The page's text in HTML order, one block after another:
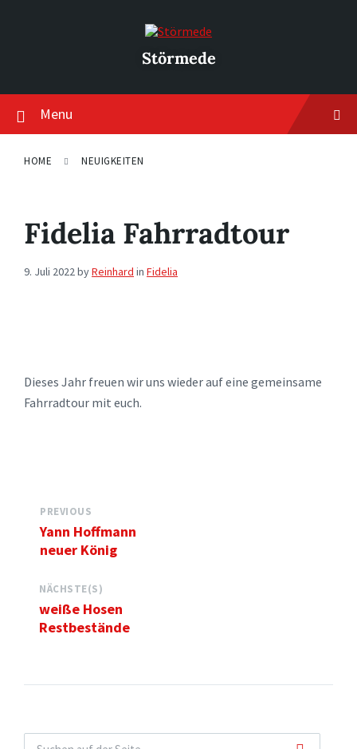
Störmede
Menu
HOME NEUIGKEITEN
Fidelia Fahrradtour
9. Juli 2022byReinhard in Fidelia
Dieses Jahr freuen wir uns wieder auf eine gemeinsame
Fahrradtour mit euch.
PREVIOUS
Yann Hoffmann
neuer König
NÄCHSTE(S)
weiße Hosen
Restbestände